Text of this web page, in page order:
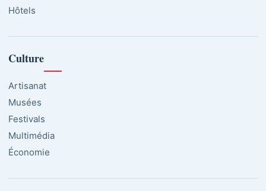
Hôtels
Culture
Artisanat
Musées
Festivals
Multimédia
Économie